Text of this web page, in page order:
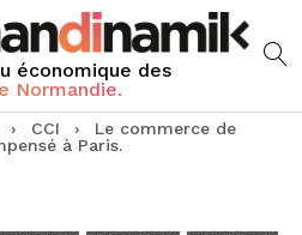
économique des
Normandie.
› CCI ›
Le commerce de
à Paris.